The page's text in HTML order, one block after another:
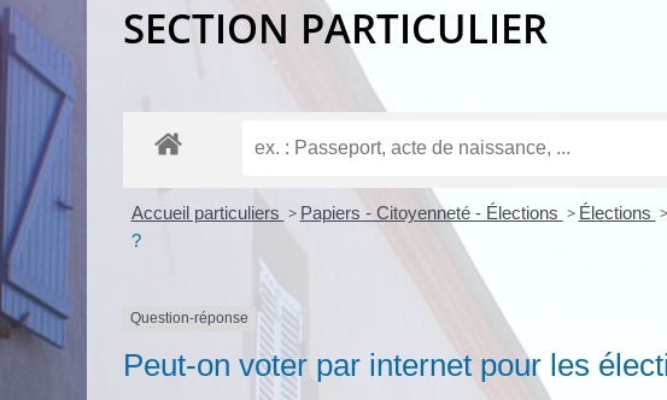
SECTION PARTICULIER
Accueil particuliers > Papiers - Citoyenneté - Élections > Élections >
?
Question-réponse
Peut-on voter par internet pour les